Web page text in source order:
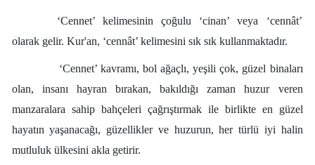
‘Cennet’ kelimesinin çoğulu ‘cinan’ veya ‘cennât’
olarak gelir. Kur'an, ‘cennât’ kelimesini sık sık kullanmaktadır.
‘Cennet’ kavramı, bol ağaçlı, yeşili çok, güzel binaları
olan, insanı hayran bırakan, bakıldığı zaman huzur veren
manzaralara sahip bahçeleri çağrıştırmak ile birlikte en güzel
hayatın yaşanacağı, güzellikler ve huzurun, her türlü iyi halin
mutluluk ülkesini akla getirir.